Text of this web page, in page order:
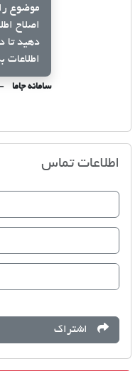
موضوع
اصلاح
دهید تا
اطلاعات
سامانه جاما
اطلاعات تماس
اشتراک